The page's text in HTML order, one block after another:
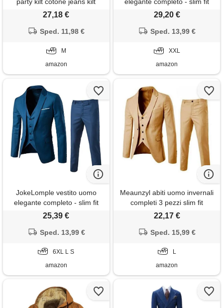
party kilt cotone jeans kilt
gonna da uomo vintage
kilt tradizionale highland
27,18 €
Sped. 11,98 €
M
amazon
elegante completo - slim fit
abiti cerimonia uomo con
con tasche chic classica
e affari
29,20 €
Sped. 13,99 €
XXL
amazon
JokeLomple vestito uomo
elegante completo - slim fit
abiti cerimonia uomo con
con tasche chic classica
e affari
25,39 €
Sped. 13,99 €
6XL L S
amazon
Meaunzyl abiti uomo invernali
completi 3 pezzi slim fit
formale vestito tinta unita con
pantaloni abito da lavoro
per matrimoni e affari
22,17 €
Sped. 15,99 €
L
amazon